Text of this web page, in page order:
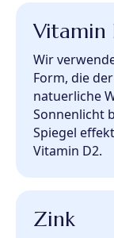
Vitamin
Wir
Form, die
natuerliche
Sonnenlicht
Spiegel
Vitamin D2.
Zink